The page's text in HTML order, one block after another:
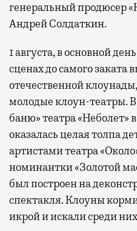
генеральный продюсер
Андрей Солдаткин.
1 августа, в основной
сценах до самого заката
отечественной
молодые клоун-театры.
баню» театра «Неболет»
оказалась целая толпа
артистами театра
номинантки «Золотой
был построен на
спектакля. Клоуны
икрой и искали среди